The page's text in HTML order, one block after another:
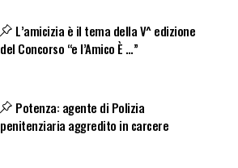
L’amicizia è il tema della V^ edizione
del Concorso “e l’Amico È …”
Potenza: agente di Polizia
penitenziaria aggredito in carcere